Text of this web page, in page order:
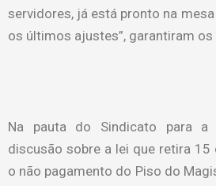
servidores, já está pronto na
os últimos ajustes”, garantiram os
Na pauta do Sindicato para a
discusão sobre a lei que retira
o não pagamento do Piso do